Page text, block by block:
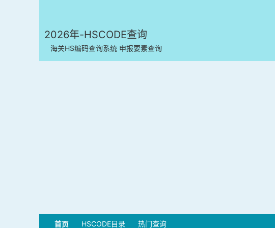
2026年-HSCODE查询
海关HS编码查询系统 申报要素查询
首页 HSCODE目录 热门查询